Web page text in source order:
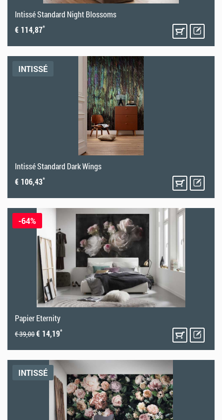
Intissé Standard Night Blossoms
€ 114,87*
INTISSÉ
Intissé Standard Dark Wings
€ 106,43*
-64%
Papier Eternity
€ 39,00€ 14,19*
INTISSÉ